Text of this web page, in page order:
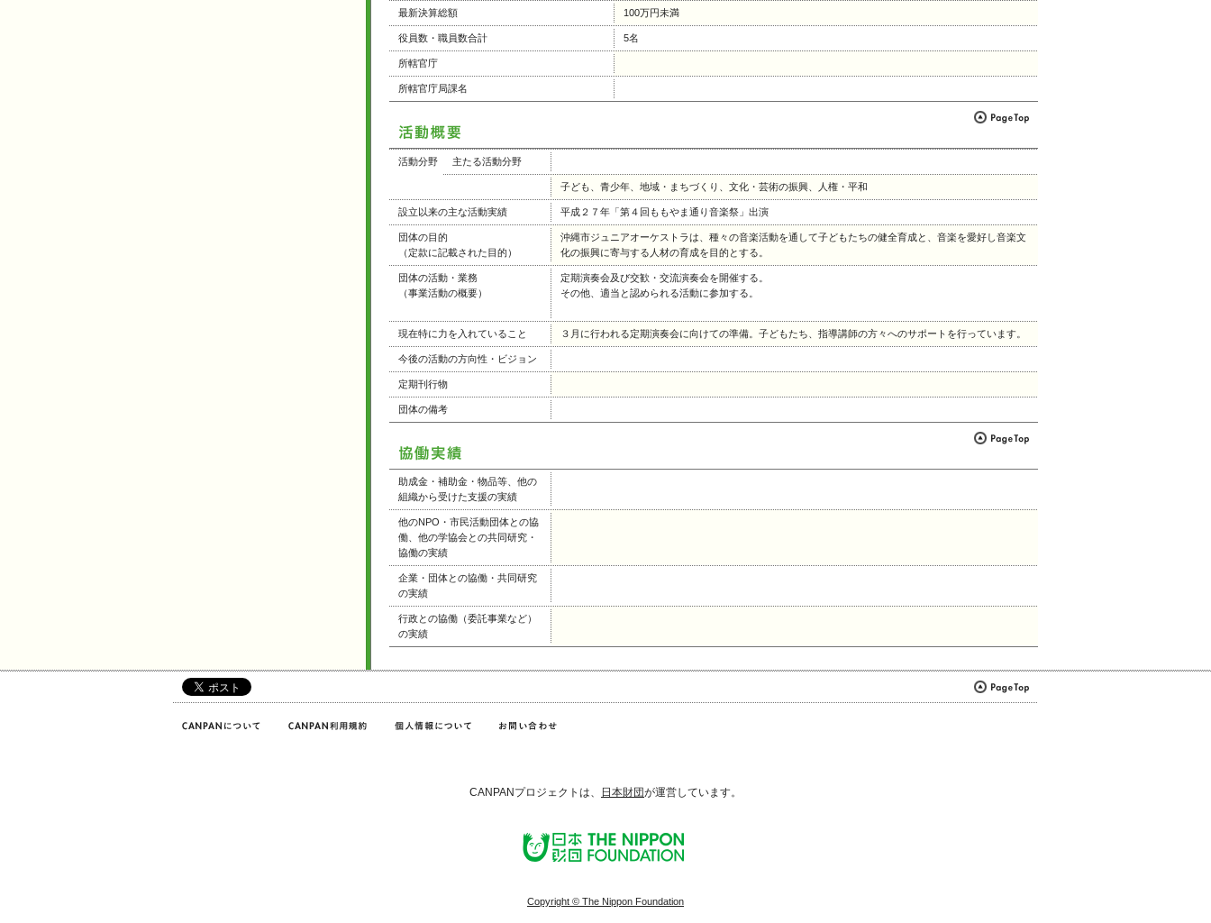
最新決算総額 100万円未満
役員数・職員数合計 5名
所轄官庁
所轄官庁局課名
活動分野 主たる活動分野
子ども、青少年、地域・まちづくり、文化・芸術の振興、人権・平和
設立以来の主な活動実績 平成２７年「第４回ももやま通り音楽祭」出演
団体の目的
（定款に記載された目的）
沖縄市ジュニアオーケストラは、種々の音楽活動を通して子どもたちの健全育成と、音楽を愛好し音楽文
化の振興に寄与する人材の育成を目的とする。
団体の活動・業務
（事業活動の概要）
定期演奏会及び交歓・交流演奏会を開催する。
その他、適当と認められる活動に参加する。
現在特に力を入れていること ３月に行われる定期演奏会に向けての準備。子どもたち、指導講師の方々へのサポートを行っています。
今後の活動の方向性・ビジョン
定期刊行物
団体の備考
助成金・補助金・物品等、他の
組織から受けた支援の実績
他のNPO・市民活動団体との協
働、他の学協会との共同研究・
協働の実績
企業・団体との協働・共同研究
の実績
行政との協働（委託事業など）
の実績
CANPANプロジェクトは、 日本財団が運営しています。
Copyright © The Nippon Foundation